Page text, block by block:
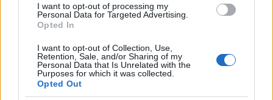
I want to opt-out of processing my
Personal Data for Targeted Advertising.
Opted In
I want to opt-out of Collection, Use,
Retention, Sale, and/or Sharing of my
Personal Data that Is Unrelated with the
Purposes for which it was collected.
Opted Out